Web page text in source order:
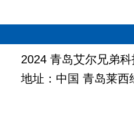
2024 青岛艾尔兄弟
地址：中国 青岛莱西